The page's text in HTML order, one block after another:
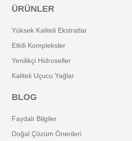
ÜRÜNLER
Yüksek Kaliteli Ekstratlar
Etkili Kompleksler
Yenilikçi Hidroseller
Kaliteli Uçucu Yağlar
BLOG
Faydalı Bilgiler
Doğal Çözüm Önerileri